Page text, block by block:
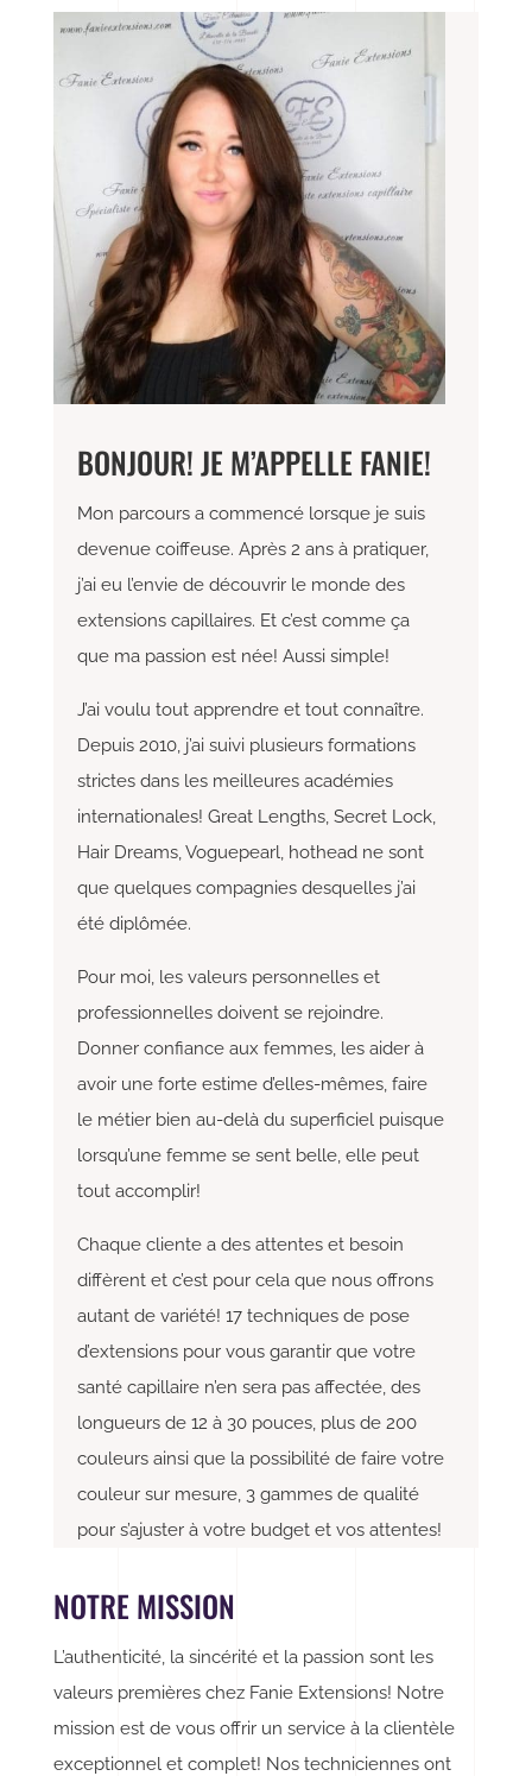
BONJOUR! JE M’APPELLE FANIE!
Mon parcours a commencé lorsque je suis
devenue coiffeuse. Après 2 ans à pratiquer,
j’ai eu l’envie de découvrir le monde des
extensions capillaires. Et c’est comme ça
que ma passion est née! Aussi simple!
J’ai voulu tout apprendre et tout connaître.
Depuis 2010, j’ai suivi plusieurs formations
strictes dans les meilleures académies
internationales! Great Lengths, Secret Lock,
Hair Dreams, Voguepearl, hothead ne sont
que quelques compagnies desquelles j’ai
été diplômée.
Pour moi, les valeurs personnelles et
professionnelles doivent se rejoindre.
Donner confiance aux femmes, les aider à
avoir une forte estime d’elles-mêmes, faire
le métier bien au-delà du superficiel puisque
lorsqu’une femme se sent belle, elle peut
tout accomplir!
Chaque cliente a des attentes et besoin
diffèrent et c’est pour cela que nous offrons
autant de variété! 17 techniques de pose
d’extensions pour vous garantir que votre
santé capillaire n’en sera pas affectée, des
longueurs de 12 à 30 pouces, plus de 200
couleurs ainsi que la possibilité de faire votre
couleur sur mesure, 3 gammes de qualité
pour s’ajuster à votre budget et vos attentes!
NOTRE MISSION
L’authenticité, la sincérité et la passion sont les
valeurs premières chez Fanie Extensions! Notre
mission est de vous offrir un service à la clientèle
exceptionnel et complet! Nos techniciennes ont